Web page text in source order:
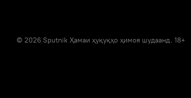
© 2026 Sputnik Ҳамаи ҳуқуқҳо ҳимоя шудаанд. 18+